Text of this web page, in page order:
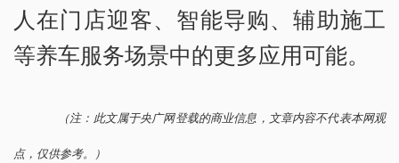
人在门店迎客、智能导购、辅助施工
等养车服务场景中的更多应用可能。
（注：此文属于央广网登载的商业信息，文章内容不代表本网观
点，仅供参考。）